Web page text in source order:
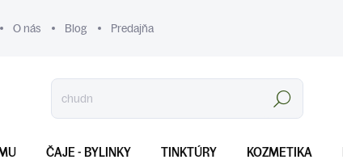
O nás Blog Predajňa
Hľadať
ČAJE - BYLINKY TINKTÚRY KOZMETIKA